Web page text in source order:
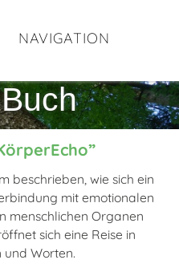
NAVIGATION
beschrieben, wie sich ein
mit emotionalen
menschlichen Organen
sich eine Reise in
und Worten.